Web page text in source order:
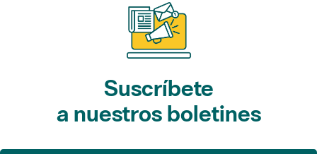
Suscríbete
a nuestros boletines